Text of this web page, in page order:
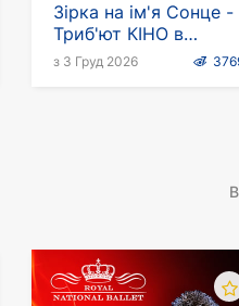
Зірка на ім'я Сонце -
Триб'ют КІНО в
Німеччині
з 3 Груд 2026